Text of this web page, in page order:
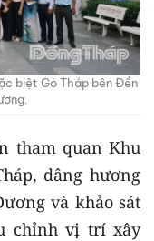
biệt Gò Tháp bên Đền
tham quan Khu
dâng hương
và khảo sát
chỉnh vị trí xây